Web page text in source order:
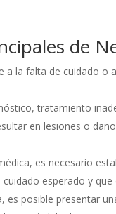
de
a la falta de cuidado
tratamiento
en lesiones o
es necesario
esperado y
es posible presentar